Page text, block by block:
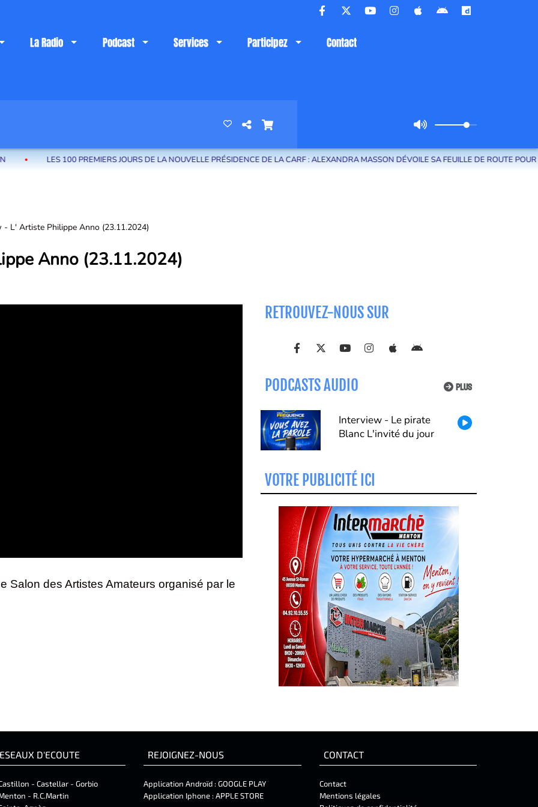
La Radio Podcast Services Participez Contact
LES 100 PREMIERS JOURS DE LA NOUVELLE PRÉSIDENCE DE LA CARF : ALEXANDRA MASSON DÉVOILE SA FEUILLE DE ROUTE POUR LE
- L' Artiste Philippe Anno (23.11.2024)
Anno (23.11.2024)
Salon des Artistes Amateurs organisé par le
RETROUVEZ-NOUS SUR
PLUS
PODCASTS AUDIO
Interview - Le pirate
Blanc L'invité du jour
VOTRE PUBLICITÉ ICI
D'ECOUTE
- Castellar - Gorbio
- R.C.Martin
REJOIGNEZ-NOUS
Application Androïd : GOOGLE PLAY
Application Iphone : APPLE STORE
CONTACT
Contact
Mentions légales